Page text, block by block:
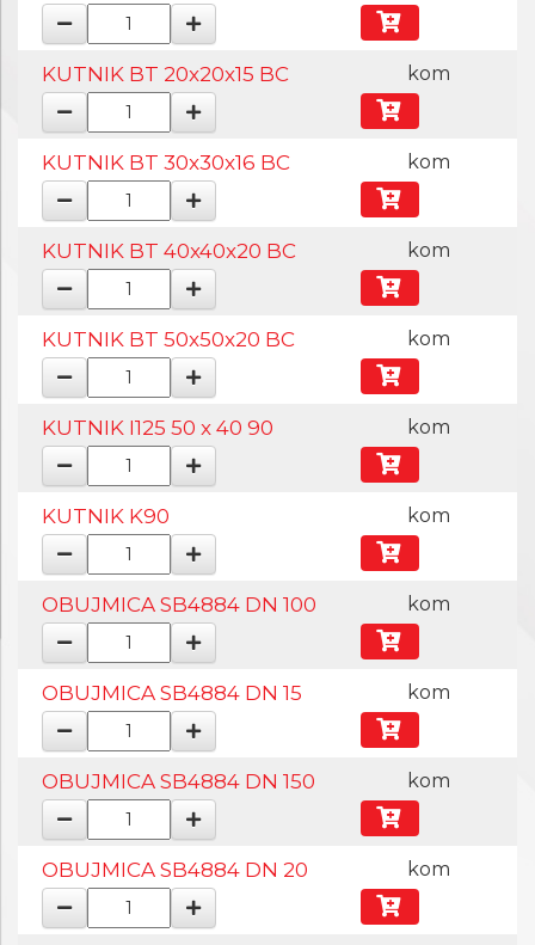
KUTNIK BT 20x20x15 BC kom
KUTNIK BT 30x30x16 BC kom
KUTNIK BT 40x40x20 BC kom
KUTNIK BT 50x50x20 BC kom
KUTNIK I125 50 x 40 90 kom
KUTNIK K90 kom
OBUJMICA SB4884 DN 100 kom
OBUJMICA SB4884 DN 15 kom
OBUJMICA SB4884 DN 150 kom
OBUJMICA SB4884 DN 20 kom